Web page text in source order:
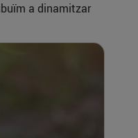
a dinamitzar